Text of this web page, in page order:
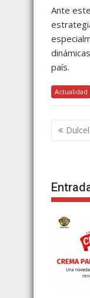
Ante
país.
Actualidad
de